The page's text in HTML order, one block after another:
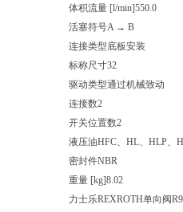
体积流量 [l/min]550.0
活塞符号A → B
连接类型底板安装
标称尺寸32
驱动类型通过机械致动
连接数2
开关位置数2
液压油HFC、HL、HLP、
密封件NBR
重量 [kg]8.02
力士乐REXROTH单向阀